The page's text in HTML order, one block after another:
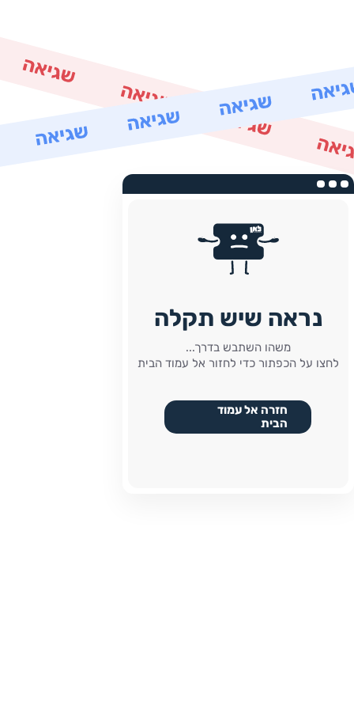
נראה שיש תקלה
משהו השתבש בדרך...
לחצו על הכפתור כדי לחזור אל עמוד הבית
חזרה אל עמוד
הבית